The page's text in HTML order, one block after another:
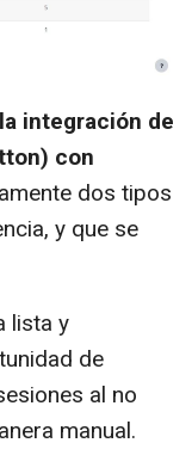
integración de
con
dos tipos
y que se
lista y
de
al no
manual.